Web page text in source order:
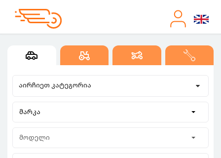
აირჩიეთ კატეგორია
მარკა
მოდელი